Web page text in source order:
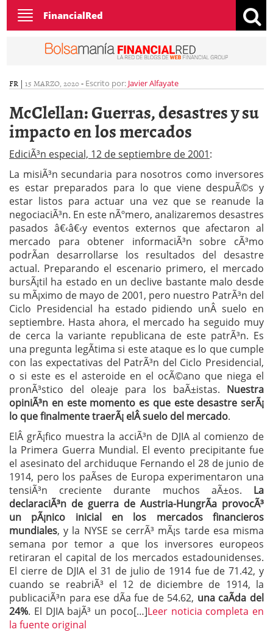
Toggle
navigation
FinancialRed
FR | 15 MARZO, 2020- Escrito por: Javier Alfayate
McClellan: Guerras, desastres y su
impacto en los mercados
EdiciÃ³n especial, 12 de septiembre de 2001:
La misiÃ³n secundaria para nosotros como inversores
es estar preparados para lo que viene despuÃ©s y
estar listos para actuar una vez que se reanude la
negociaciÃ³n. En este nÃºmero, analizaremos desastres
pasados â€‹â€‹y eventos externos que afectaron al
mercado para obtener informaciÃ³n sobre cÃ³mo
podrÃ­an desarrollarse los resultados del desastre
actual. Preparando el escenario primero, el mercado
bursÃ¡til ha estado en un declive bastante malo desde
su mÃ¡ximo de mayo de 2001, pero nuestro PatrÃ³n del
Ciclo Presidencial ha estado pidiendo unÂ suelo en
septiembre. Hasta ahora, el mercado ha seguido muy
de cerca la variante republicana de este patrÃ³n. Es
una pregunta legÃ­tima si este ataque es lo que cumple
con las expectativas del PatrÃ³n del Ciclo Presidencial,
o si este es el asteroide en el ocÃ©ano que niega el
pronÃ³stico del oleaje para los baÃ±istas. Nuestra
opiniÃ³n en este momento es que este desastre serÃ¡
lo que finalmente traerÃ¡ elÂ suelo del mercado.
ElÂ grÃ¡fico muestra la acciÃ³n de DJIA al comienzo de
la Primera Guerra Mundial. El evento precipitante fue
el asesinato del archiduque Fernando el 28 de junio de
1914, pero los paÃ­ses de Europa experimentaron una
tensiÃ³n creciente durante muchos aÃ±os. La
declaraciÃ³n de guerra de Austria-HungrÃ­a provocÃ³
un pÃ¡nico inicial en los mercados financieros
mundiales, y la NYSE se cerrÃ³ mÃ¡s tarde esa misma
semana por temor a que los inversores europeos
retiraran el capital de los mercados estadounidenses.
El cierre de DJIA el 31 de julio de 1914 fue de 71.42, y
cuando se reabriÃ³ el 12 de diciembre de 1914, la
publicaciÃ³n para ese dÃ­a fue de 54.62, una caÃ­da del
24%. El DJIA bajÃ³ un poco[…]Leer noticia completa en
la fuente original